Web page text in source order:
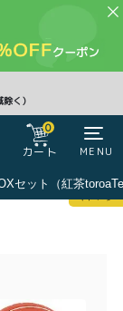
く）
0
カート MENU
CLOSE
0
セット（紅茶